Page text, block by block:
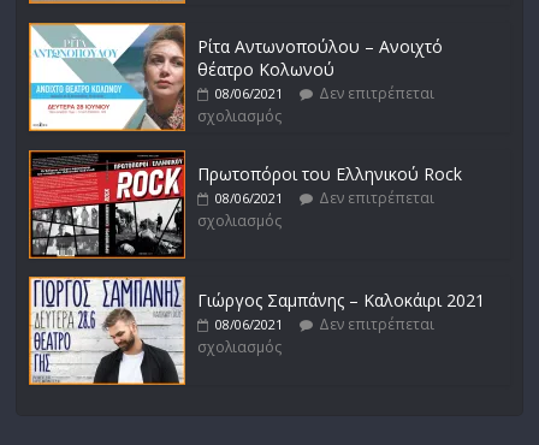
Ρίτα Αντωνοπούλου – Ανοιχτό
θέατρο Κολωνού
08/06/2021
Δεν επιτρέπεται
σχολιασμός
Πρωτοπόροι του Ελληνικού Rock
08/06/2021
Δεν επιτρέπεται
σχολιασμός
Γιώργος Σαμπάνης – Καλοκάιρι 2021
08/06/2021
Δεν επιτρέπεται
σχολιασμός